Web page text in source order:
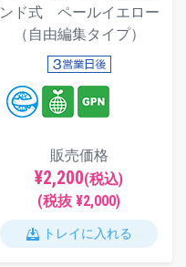
ンド式 ペールイエロー
（自由編集タイプ）
販売価格
¥2,200(税込)
(税抜 ¥2,000)
トレイに入れる